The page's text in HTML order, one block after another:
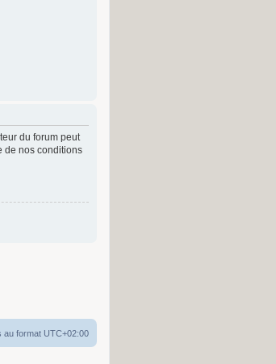
du forum peut
de nos conditions
au format UTC+02:00